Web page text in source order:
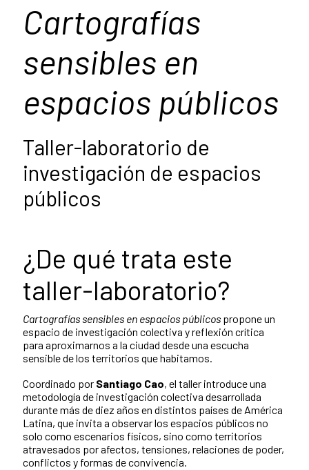
Cartografías
sensibles en
espacios públicos
Taller-laboratorio de
investigación de espacios
públicos
¿De qué trata este
taller-laboratorio?
Cartografías sensibles en espacios públicos propone un
espacio de investigación colectiva y reflexión crítica
para aproximarnos a la ciudad desde una escucha
sensible de los territorios que habitamos.
Coordinado por Santiago Cao, el taller introduce una
metodología de investigación colectiva desarrollada
durante más de diez años en distintos países de América
Latina, que invita a observar los espacios públicos no
solo como escenarios físicos, sino como territorios
atravesados por afectos, tensiones, relaciones de poder,
conflictos y formas de convivencia.